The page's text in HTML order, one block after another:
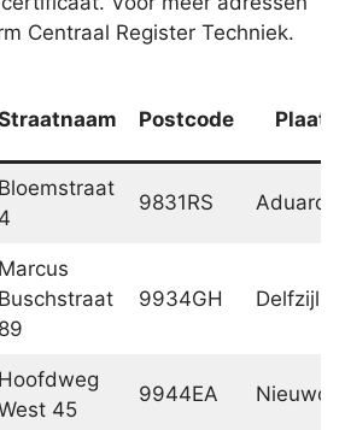
Centraal Register Techniek.
Postcode Plaats
Bloemstraat
4
9831RS Aduard
Marcus
Buschstraat
89
9934GH Delfzijl
Hoofdweg
45
9944EA